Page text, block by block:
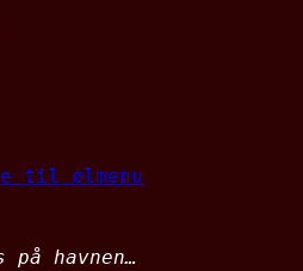
til ølmenu
på havnen…